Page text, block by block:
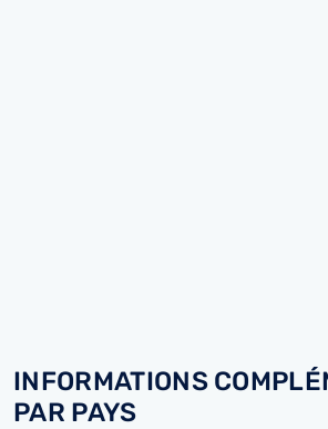
INFORMATIONS
PAR PAYS